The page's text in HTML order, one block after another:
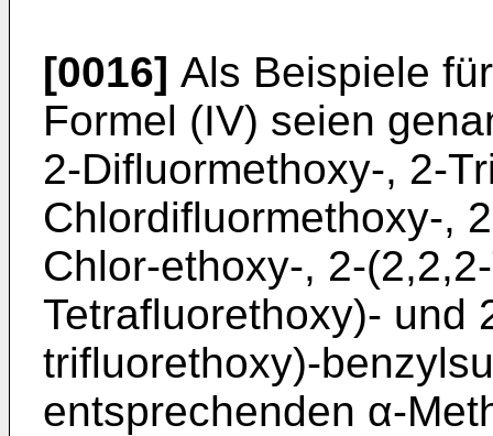
[0016] Als Beispiele
Formel (IV) seien
2-Difluormethoxy-, 2-
Chlordifluor­methoxy-,
Chlor-ethoxy-, 2-
Tetrafluorethoxy)- und
trifluorethoxy)-
entsprechenden α-